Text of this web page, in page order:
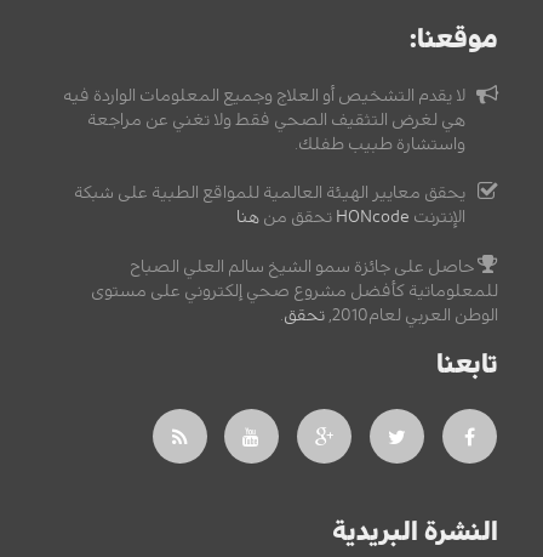
موقعنا:
لا يقدم التشخيص أو العلاج وجميع المعلومات الواردة فيه
هي لغرض التثقيف الصحي فقط ولا تغني عن مراجعة
واستشارة طبيب طفلك.
يحقق معايير الهيئة العالمية للمواقع الطبية على شبكة
الإنترنت HONcode تحقق من هنا
حاصل على جائزة سمو الشيخ سالم العلي الصباح
للمعلوماتية كأفضل مشروع صحي إلكتروني على مستوى
الوطن العربي لعام2010,
تحقق
تابعنا
النشرة البريدية